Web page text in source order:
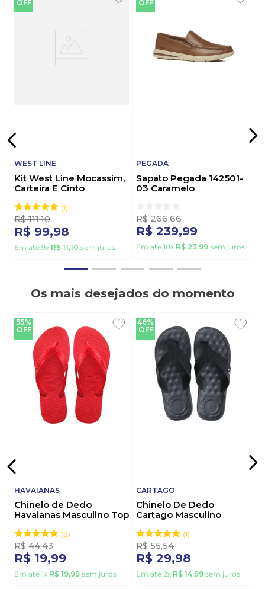
OFF
WEST LINE
Kit West Line Mocassim,
Carteira E Cinto
Marrom
1
R$ 111,10
R$ 99,98
Em até 9x R$ 11,10 sem juros
OFF
PEGADA
Sapato Pegada 142501-
03 Caramelo
R$ 266,66
R$ 239,99
Em até 10x R$ 23,99 sem juros
Os mais desejados do momento
55%
OFF
HAVAIANAS
Chinelo de Dedo
Havaianas Masculino Top
8
R$ 44,43
R$ 19,99
Em até 1x R$ 19,99 sem juros
46%
OFF
CARTAGO
Chinelo De Dedo
Cartago Masculino
Cinza
1
R$ 55,54
R$ 29,98
Em até 2x R$ 14,99 sem juros